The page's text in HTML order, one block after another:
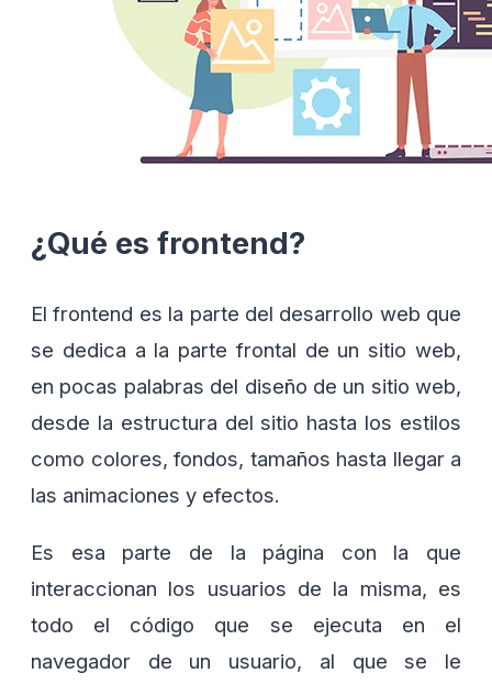
¿Qué es frontend?
El frontend es la parte del desarrollo web que
se dedica a la parte frontal de un sitio web,
en pocas palabras del diseño de un sitio web,
desde la estructura del sitio hasta los estilos
como colores, fondos, tamaños hasta llegar a
las animaciones y efectos.
Es esa parte de la página con la que
interaccionan los usuarios de la misma, es
todo el código que se ejecuta en el
navegador de un usuario, al que se le